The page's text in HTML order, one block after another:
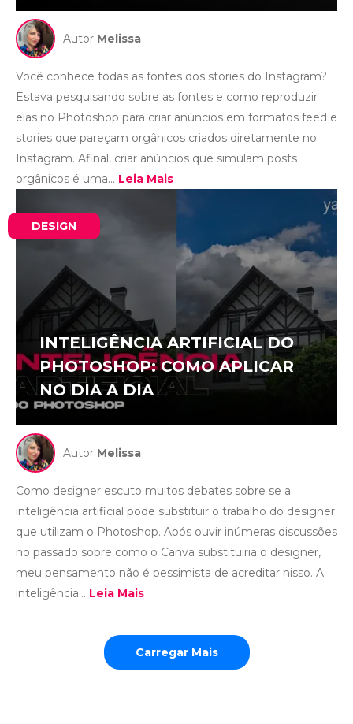
Autor Melissa
Você conhece todas as fontes dos stories do Instagram?
Estava pesquisando sobre as fontes e como reproduzir
elas no Photoshop para criar anúncios em formatos feed e
stories que pareçam orgânicos criados diretamente no
Instagram. Afinal, criar anúncios que simulam posts
orgânicos é uma... Leia Mais
DESIGN
INTELIGÊNCIA ARTIFICIAL DO
PHOTOSHOP: COMO APLICAR
NO DIA A DIA
Autor Melissa
Como designer escuto muitos debates sobre se a
inteligência artificial pode substituir o trabalho do designer
que utilizam o Photoshop. Após ouvir inúmeras discussões
no passado sobre como o Canva substituiria o designer,
meu pensamento não é pessimista de acreditar nisso. A
inteligência... Leia Mais
Carregar Mais